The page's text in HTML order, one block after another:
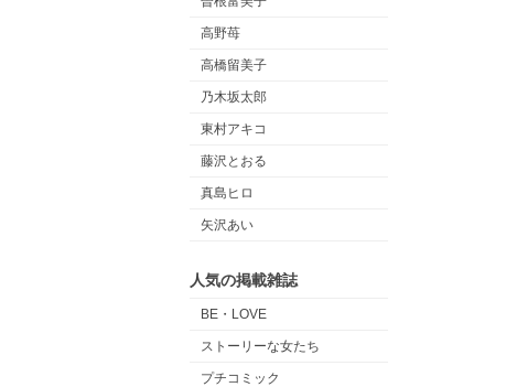
高野苺
高橋留美子
乃木坂太郎
東村アキコ
藤沢とおる
真島ヒロ
矢沢あい
人気の掲載雑誌
BE・LOVE
ストーリーな女たち
プチコミック